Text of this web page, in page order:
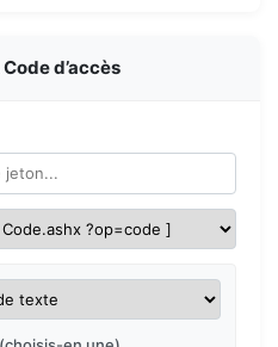
d’accès